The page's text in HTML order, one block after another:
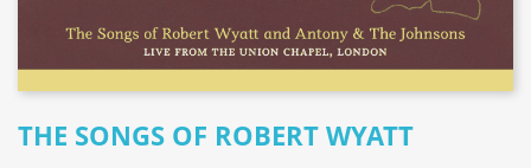
THE SONGS OF ROBERT WYATT